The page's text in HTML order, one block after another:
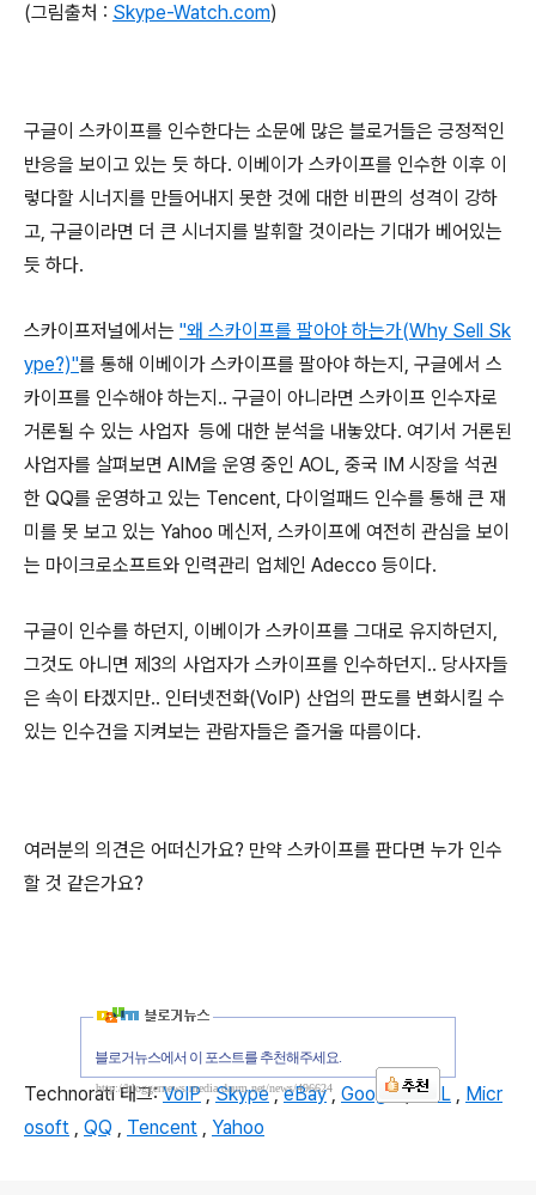
(그림출처 : Skype-Watch.com)
구글이 스카이프를 인수한다는 소문에 많은 블로거들은 긍정적인
반응을 보이고 있는 듯 하다. 이베이가 스카이프를 인수한 이후 이
렇다할 시너지를 만들어내지 못한 것에 대한 비판의 성격이 강하
고, 구글이라면 더 큰 시너지를 발휘할 것이라는 기대가 베어있는
듯 하다.
스카이프저널에서는 "왜 스카이프를 팔아야 하는가(Why Sell Sk
ype?)"를 통해 이베이가 스카이프를 팔아야 하는지, 구글에서 스
카이프를 인수해야 하는지.. 구글이 아니라면 스카이프 인수자로
거론될 수 있는 사업자 등에 대한 분석을 내놓았다. 여기서 거론된
사업자를 살펴보면 AIM을 운영 중인 AOL, 중국 IM 시장을 석권
한 QQ를 운영하고 있는 Tencent, 다이얼패드 인수를 통해 큰 재
미를 못 보고 있는 Yahoo 메신저, 스카이프에 여전히 관심을 보이
는 마이크로소프트와 인력관리 업체인 Adecco 등이다.
구글이 인수를 하던지, 이베이가 스카이프를 그대로 유지하던지,
그것도 아니면 제3의 사업자가 스카이프를 인수하던지.. 당사자들
은 속이 타겠지만.. 인터넷전화(VoIP) 산업의 판도를 변화시킬 수
있는 인수건을 지켜보는 관람자들은 즐거울 따름이다.
여러분의 의견은 어떠신가요? 만약 스카이프를 판다면 누가 인수
할 것 같은가요?
블로거뉴스에서 이 포스트를 추천해주세요.
http://bloggernews.media.daum.net/news/496624
Technorati 태그:VoIP,Skype,eBay, Google,AOL , Micr
osoft , QQ , Tencent , Yahoo